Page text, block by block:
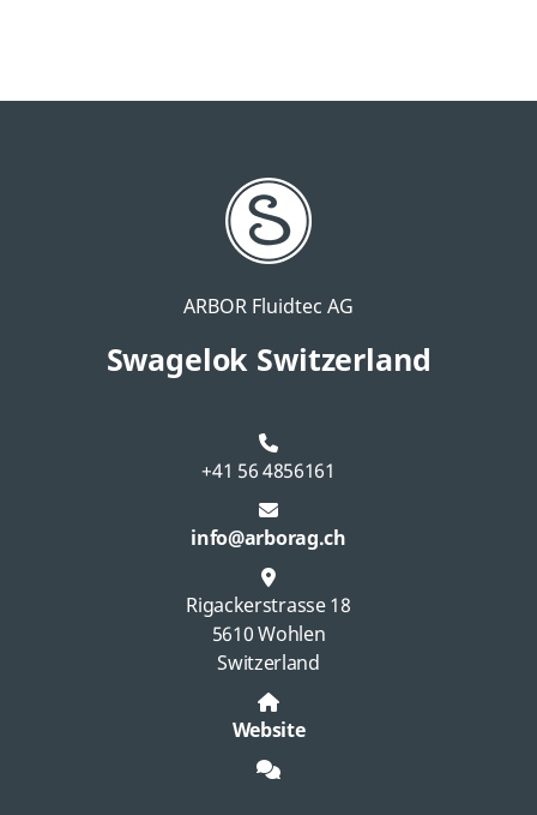
ARBOR Fluidtec AG
Swagelok Switzerland
+41 56 4856161
info@arborag.ch
Rigackerstrasse 18
5610 Wohlen
Switzerland
Website